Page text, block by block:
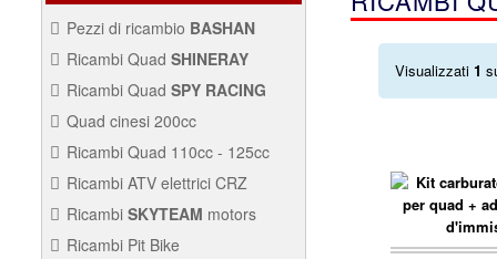
Pezzi di ricambio BASHAN
Ricambi Quad SHINERAY
Ricambi Quad SPY RACING
Quad cinesi 200cc
200CC
Ricambi Quad 110cc - 125cc
125CC
Ricambi ATV elettrici CRZ
CRZ
Ricambi SKYTEAM motors
Ricambi Pit Bike
Visualizzati 1